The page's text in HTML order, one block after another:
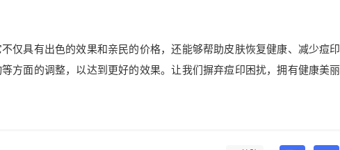
仅具有出色的效果和亲民的价格，还能够帮助皮肤恢复健康、减少痘印
方面的调整，以达到更好的效果。让我们摒弃痘印困扰，拥有健康美丽